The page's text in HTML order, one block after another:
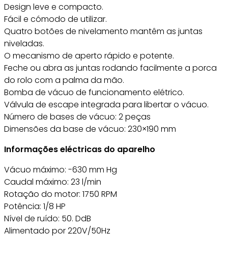
Design leve e compacto.
Fácil e cómodo de utilizar.
Quatro botões de nivelamento mantêm as juntas
niveladas.
O mecanismo de aperto rápido e potente.
Feche ou abra as juntas rodando facilmente a porca
do rolo com a palma da mão.
Bomba de vácuo de funcionamento elétrico.
Válvula de escape integrada para libertar o vácuo.
Número de bases de vácuo: 2 peças
Dimensões da base de vácuo: 230×190 mm
Informações eléctricas do aparelho
Vácuo máximo: -630 mm Hg
Caudal máximo: 23 l/min
Rotação do motor: 1750 RPM
Potência: 1/8 HP
Nível de ruído: 50. DdB
Alimentado por 220V/50Hz